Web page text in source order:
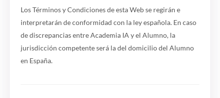
Los Términos y Condiciones de esta Web se regirán e
interpretarán de conformidad con la ley española. En caso
de discrepancias entre Academia IA y el Alumno, la
jurisdicción competente será la del domicilio del Alumno
en España.